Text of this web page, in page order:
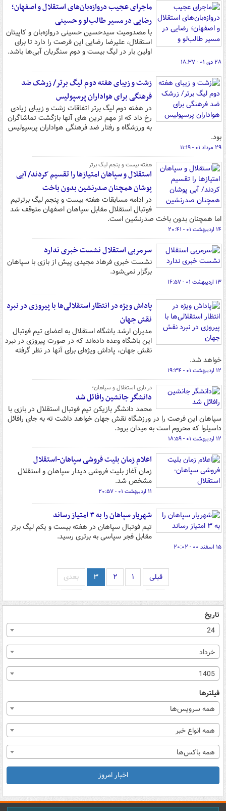
ماجرای عجیب دروازه‌بان‌های استقلال و اصفهان؛
رضایی در مسیر طالب‌لو و حسینی
با مصدومیت سیدحسین حسینی دروازه‌بان و کاپیتان
استقلال، علیرضا رضایی این فرصت را دارد تا برای
اولین بار در لیگ بیست و دوم سنگربان آبی‌ها باشد.
۲۸ دی ۰۱ - ۱۸:۳۷
زشت و زیبای هفته دوم لیگ برتر/ زرشک ضد
فرهنگی برای هواداران پرسپولیس
در هفته دوم لیگ برتر اتفاقات زشت و زیبای زیادی
رخ داد که از مهم ترین های آنها بازگشت تماشاگران
به ورزشگاه و رفتار ضد فرهنگی هواداران پرسپولیس
بود.
۲۹ مرداد ۰۱ - ۱۱:۱۹
هفته بیست و پنجم لیگ برتر
استقلال و سپاهان امتیازها را تقسیم کردند/ آبی
پوشان همچنان صدرنشین بدون باخت
در ادامه مسابقات هفته بیست و پنجم لیگ برترتیم
فوتبال استقلال مقابل سپاهان اصفهان متوقف شد
اما همچنان بدون باخت صدرنشین است.
۱۴ اردیبهشت ۰۱ - ۲۰:۴۱
سرمربی استقلال نشست خبری ندارد
نشست خبری فرهاد مجیدی پیش از بازی با سپاهان
برگزار نمی‌شود.
۱۳ اردیبهشت ۰۱ - ۱۶:۵۷
پاداش ویژه در انتظار استقلالی‌ها با پیروزی در نبرد
نقش جهان
مدیران ارشد باشگاه استقلال به اعضای تیم فوتبال
این باشگاه وعده داده‌اند که در صورت پیروزی در نبرد
نقش جهان، پاداش ویژه‌ای برای آنها در نظر گرفته
خواهد شد.
۱۲ اردیبهشت ۰۱ - ۱۹:۳۴
در بازی استقلال و سپاهان؛
دانشگر جانشین رافائل شد
محمد دانشگر بازیکن تیم فوتبال استقلال در بازی با
سپاهان این فرصت را در ورزشگاه نقش جهان خواهد داشت ته به جای رافائل
داسیلوا که محروم است به میدان برود.
۱۲ اردیبهشت ۰۱ - ۱۸:۵۹
اعلام زمان بلیت فروشی سپاهان-استقلال
زمان آغاز بلیت فروشی دیدار سپاهان و استقلال
مشخص شد.
۱۱ اردیبهشت ۰۱ - ۲۰:۵۷
شهریار سپاهان را به ۳ امتیاز رساند
تیم فوتبال سپاهان در هفته بیست و یکم لیگ برتر
مقابل فجر سپاسی به برتری رسید.
۱۵ اسفند ۰۰ - ۲۰:۰۲
قبلی ۱ ۲ ۳ بعدی
تاریخ
24
خرداد
1405
فیلترها
همه سرویس‌ها
همه انواع خبر
همه باکس‌ها
اخبار امروز